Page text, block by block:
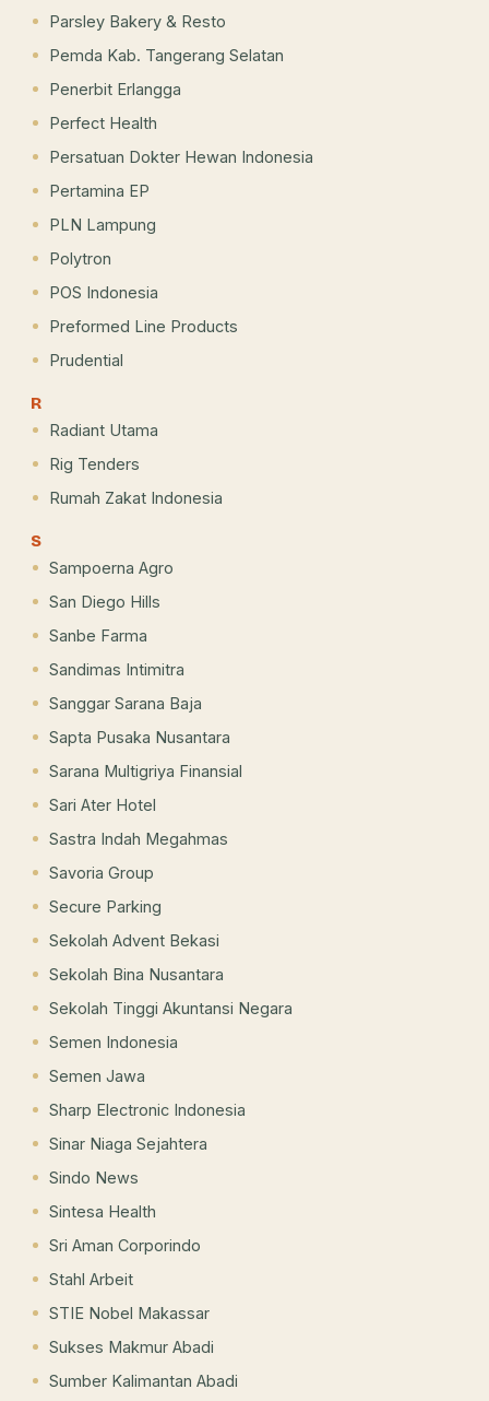
Parsley Bakery & Resto
Pemda Kab. Tangerang Selatan
Penerbit Erlangga
Perfect Health
Persatuan Dokter Hewan Indonesia
Pertamina EP
PLN Lampung
Polytron
POS Indonesia
Preformed Line Products
Prudential
R
Radiant Utama
Rig Tenders
Rumah Zakat Indonesia
S
Sampoerna Agro
San Diego Hills
Sanbe Farma
Sandimas Intimitra
Sanggar Sarana Baja
Sapta Pusaka Nusantara
Sarana Multigriya Finansial
Sari Ater Hotel
Sastra Indah Megahmas
Savoria Group
Secure Parking
Sekolah Advent Bekasi
Sekolah Bina Nusantara
Sekolah Tinggi Akuntansi Negara
Semen Indonesia
Semen Jawa
Sharp Electronic Indonesia
Sinar Niaga Sejahtera
Sindo News
Sintesa Health
Sri Aman Corporindo
Stahl Arbeit
STIE Nobel Makassar
Sukses Makmur Abadi
Sumber Kalimantan Abadi